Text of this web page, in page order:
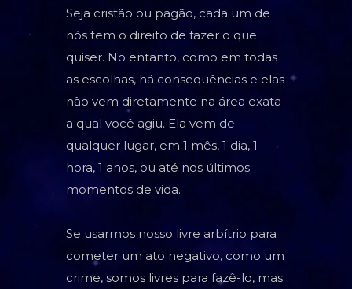
Seja cristão ou pagão, cada um de
nós tem o direito de fazer o que
quiser. No entanto, como em todas
as escolhas, há consequências e elas
não vem diretamente na área exata
a qual você agiu. Ela vem de
qualquer lugar, em 1 mês, 1 dia, 1
hora, 1 anos, ou até nos últimos
momentos de vida.
Se usarmos nosso livre arbítrio para
cometer um ato negativo, como um
crime, somos livres para fazê-lo, mas